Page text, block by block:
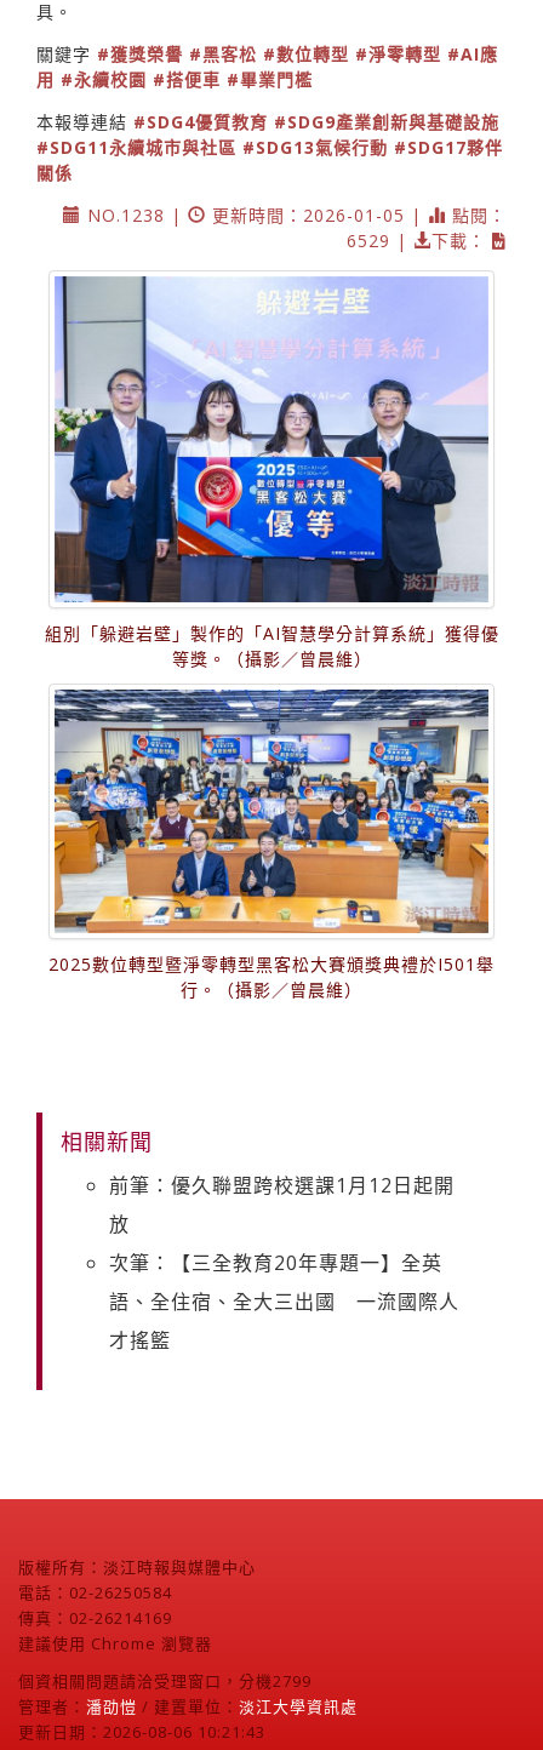
具。
關鍵字 #獲獎榮譽 #黑客松 #數位轉型 #淨零轉型 #AI應
用 #永續校園 #搭便車 #畢業門檻
本報導連結 #SDG4優質教育 #SDG9產業創新與基礎設施
#SDG11永續城市與社區 #SDG13氣候行動 #SDG17夥伴
關係
NO.1238 |
更新時間：2026-01-05 |
點閱：
6529 |
下載：
組別「躲避岩壁」製作的「AI智慧學分計算系統」獲得優
等獎。（攝影／曾晨維）
2025數位轉型暨淨零轉型黑客松大賽頒獎典禮於I501舉
行。（攝影／曾晨維）
相關新聞
前筆：優久聯盟跨校選課1月12日起開
放
次筆：【三全教育20年專題一】全英
語、全住宿、全大三出國 一流國際人
才搖籃
版權所有：淡江時報與媒體中心
電話：02-26250584
傳真：02-26214169
建議使用 Chrome 瀏覽器
個資相關問題請洽受理窗口，分機2799
管理者： 潘劭愷 / 建置單位： 淡江大學資訊處
更新日期：2026-08-06 10:21:43